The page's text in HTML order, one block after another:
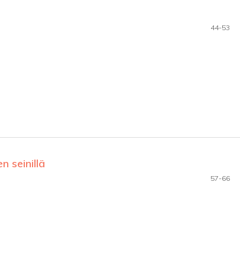
44-53
seinillä
57-66